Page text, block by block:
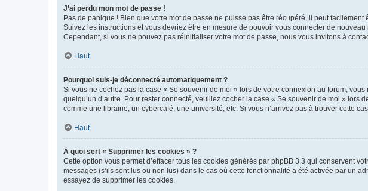
J’ai perdu mon mot de passe !
Pas de panique ! Bien que votre mot de passe ne puisse pas être récupéré, il peut
Suivez les instructions et vous devriez être en mesure de pouvoir vous connecter de nouveau
Cependant, si vous ne pouvez pas réinitialiser votre mot de passe, nous vous invitons à
Haut
Pourquoi suis-je déconnecté automatiquement ?
Si vous ne cochez pas la case « Se souvenir de moi » lors de votre connexion au forum,
quelqu’un d’autre. Pour rester connecté, veuillez cocher la case « Se souvenir de moi »
comme une librairie, un cybercafé, une université, etc. Si vous n’arrivez pas à trouver cette
Haut
À quoi sert « Supprimer les cookies » ?
Cette option vous permet d’effacer tous les cookies générés par phpBB 3.3 qui conservent
messages (s’ils sont lus ou non lus) dans le cas où cette fonctionnalité a été activée par un
essayez de supprimer les cookies.